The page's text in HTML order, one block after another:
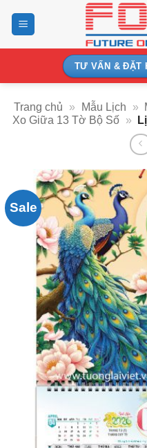
TƯ VẤN & ĐẶT
Trang chủ » Mẫu Lịch »
Xo Giữa 13 Tờ Bộ Số
»
Sale